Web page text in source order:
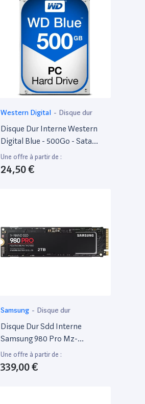
Western Digital - Disque dur
Disque Dur Interne Western
Digital Blue - 500Go - Sata
6Gb/S - 3.5 - 7200 Tr/Min
Une offre à partir de :
24,50 €
Samsung - Disque dur
Disque Dur Sdd Interne
Samsung 980 Pro Mz-
V8P2T0Bw Nvme M.2 Pcie 4.0
2 To Noir
Une offre à partir de :
339,00 €